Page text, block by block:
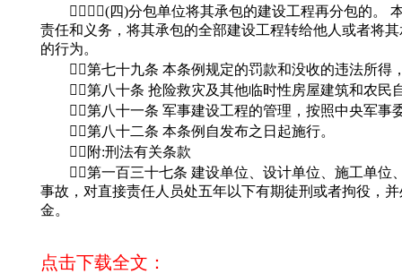
(四)分包单位将其承包的建设工程再分包的。
责任和义务，将其承包的全部建设工程转给他人或者将
的行为。
第七十九条 本条例规定的罚款和没收的违法所得
第八十条 抢险救灾及其他临时性房屋建筑和农民
第八十一条 军事建设工程的管理，按照中央军事
第八十二条 本条例自发布之日起施行。
附:刑法有关条款
第一百三十七条 建设单位、设计单位、施工单位
事故，对直接责任人员处五年以下有期徒刑或者拘役，
金。
点击下载全文：